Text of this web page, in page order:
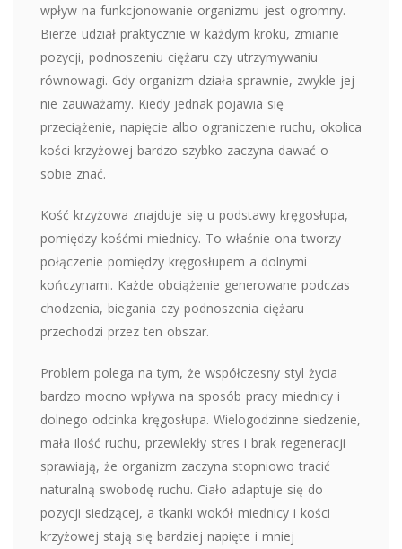
wpływ na funkcjonowanie organizmu jest ogromny.
Bierze udział praktycznie w każdym kroku, zmianie
pozycji, podnoszeniu ciężaru czy utrzymywaniu
równowagi. Gdy organizm działa sprawnie, zwykle jej
nie zauważamy. Kiedy jednak pojawia się
przeciążenie, napięcie albo ograniczenie ruchu, okolica
kości krzyżowej bardzo szybko zaczyna dawać o
sobie znać.
Kość krzyżowa znajduje się u podstawy kręgosłupa,
pomiędzy kośćmi miednicy. To właśnie ona tworzy
połączenie pomiędzy kręgosłupem a dolnymi
kończynami. Każde obciążenie generowane podczas
chodzenia, biegania czy podnoszenia ciężaru
przechodzi przez ten obszar.
Problem polega na tym, że współczesny styl życia
bardzo mocno wpływa na sposób pracy miednicy i
dolnego odcinka kręgosłupa. Wielogodzinne siedzenie,
mała ilość ruchu, przewlekły stres i brak regeneracji
sprawiają, że organizm zaczyna stopniowo tracić
naturalną swobodę ruchu. Ciało adaptuje się do
pozycji siedzącej, a tkanki wokół miednicy i kości
krzyżowej stają się bardziej napięte i mniej